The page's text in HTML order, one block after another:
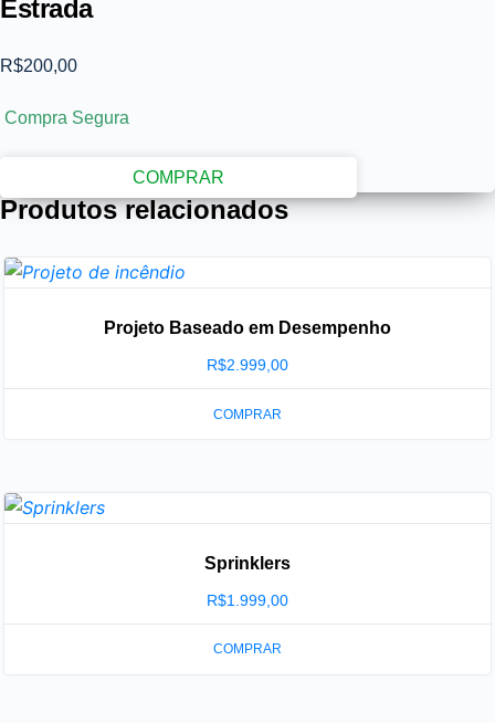
Estrada
R$200,00
Compra Segura
COMPRAR
Produtos relacionados
Projeto Baseado em Desempenho
R$2.999,00
COMPRAR
Sprinklers
R$1.999,00
COMPRAR